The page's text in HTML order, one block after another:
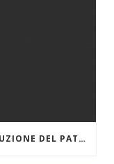
ENTI DEL TERZO SETTORE – DEVOLUZIONE DEL PATRIMONIO – LINEE GUIDA DEL MINISTERO DEL LAVORO